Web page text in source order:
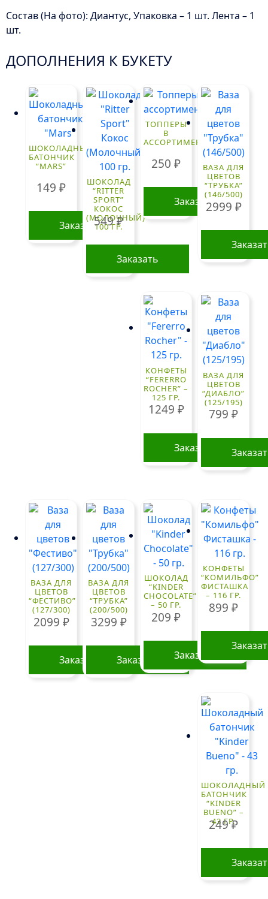
Состав (На фото): Диантус, Упаковка – 1 шт. Лента – 1
шт.
ДОПОЛНЕНИЯ К БУКЕТУ
ШОКОЛАДНЫЙ
БАТОНЧИК
“MARS”
149₽
Заказать
ШОКОЛАД
“RITTER
SPORT”
КОКОС
(МОЛОЧНЫЙ)
100 ГР.
549₽
Заказать
ТОППЕРЫ
В
АССОРТИМЕНТЕ
250₽
Заказать
ВАЗА ДЛЯ
ЦВЕТОВ
“ТРУБКА”
(146/500)
2999 ₽
КОНФЕТЫ
“FERERRO
ROCHER” –
125 ГР.
1249 ₽
Заказать
ВАЗА ДЛЯ
ЦВЕТОВ
“ДИАБЛО”
(125/195)
799₽
ВАЗА ДЛЯ
ЦВЕТОВ
“ФЕСТИВО”
(127/300)
2099 ₽
Заказать
ВАЗА ДЛЯ
ЦВЕТОВ
“ТРУБКА”
(200/500)
3299 ₽
Заказать
ШОКОЛАД
“KINDER
CHOCOLATE”
– 50 ГР.
209₽
Заказать
КОНФЕТЫ
“КОМИЛЬФО”
ФИСТАШКА
– 116 ГР.
899₽
ШОКОЛАДНЫЙ
БАТОНЧИК
“KINDER
BUENO” –
43 ГР.
249₽